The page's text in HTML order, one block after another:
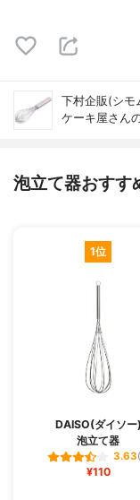
下村企販(シモ
ケーキ屋さん
泡立て器おすす
1位
DAISO(ダイソー)
泡立て器
3.63
¥110